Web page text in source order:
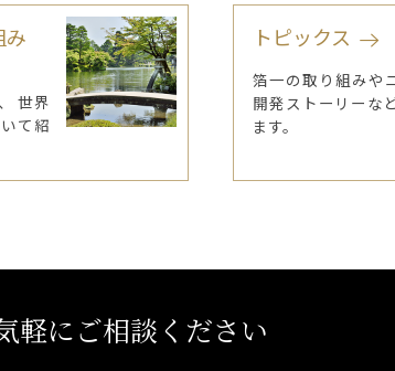
み
世界
て紹
トピックス
箔一の取り組みや
開発ストーリーな
ます。
軽にご相談ください